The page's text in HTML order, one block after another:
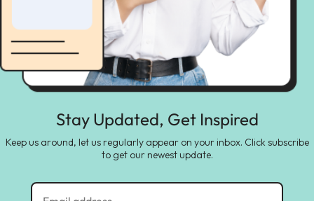
Stay Updated, Get Inspired
Keep us around, let us regularly appear on your inbox. Click subscribe
to get our newest update.